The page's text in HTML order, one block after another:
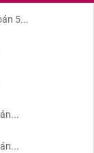
5...